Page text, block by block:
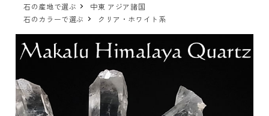
石の産地で選ぶ
中東 アジア諸国
石のカラーで選ぶ
クリア・ホワイト系